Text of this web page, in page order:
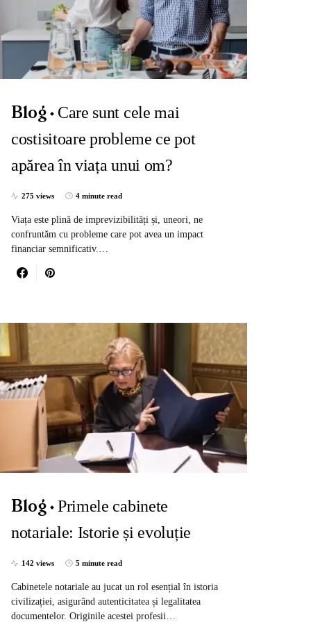
Blog
Care sunt cele mai
costisitoare probleme ce pot
apărea în viața unui om?
275 views 4 minute read
Viața este plină de imprevizibilități și, uneori, ne
confruntăm cu probleme care pot avea un impact
financiar semnificativ.…
Blog
Primele cabinete
notariale: Istorie și evoluție
142 views 5 minute read
Cabinetele notariale au jucat un rol esențial în istoria
civilizației, asigurând autenticitatea și legalitatea
documentelor. Originile acestei profesii…